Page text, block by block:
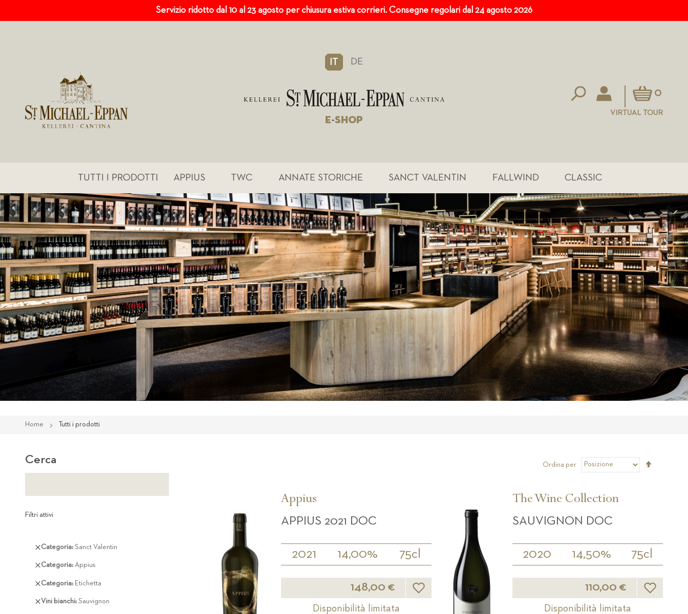
Servizio ridotto dal 10 al 23 agosto per chiusura estiva corrieri. Consegne regolari dal 24 agosto 2026
IT DE
E-SHOP
Carrello0
VIRTUAL TOUR
TUTTI I PRODOTTI APPIUS TWC ANNATE STORICHE SANCT VALENTIN FALLWIND CLASSIC
Home Tutti i prodotti
Ordina per
Appius
APPIUS 2021 DOC
2021 14,00% 75cl
148,00 € Lista desideri
Disponibilità limitata
The Wine Collection
SAUVIGNON DOC
2020 14,50% 75cl
110,00 €
Disponibilità limitata
Cerca
Filtri attivi
Categoria Sanct Valentin
Rimuovi
articolo
Categoria Appius
Rimuovi
articolo
Categoria Etichetta
Rimuovi
articolo
Vini bianchi Sauvignon
Rimuovi